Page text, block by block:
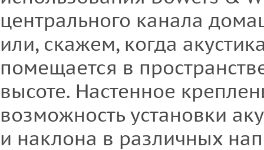
центрального канала
или, скажем, когда
помещается в
высоте. Настенное
возможность установки
и наклона в различных